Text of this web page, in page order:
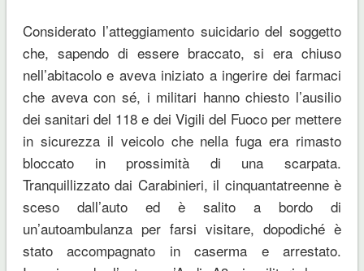
Considerato l’atteggiamento suicidario del soggetto
che, sapendo di essere braccato, si era chiuso
nell’abitacolo e aveva iniziato a ingerire dei farmaci
che aveva con sé, i militari hanno chiesto l’ausilio
dei sanitari del 118 e dei Vigili del Fuoco per mettere
in sicurezza il veicolo che nella fuga era rimasto
bloccato in prossimità di una scarpata.
Tranquillizzato dai Carabinieri, il cinquantatreenne è
sceso dall’auto ed è salito a bordo di
un’autoambulanza per farsi visitare, dopodiché è
stato accompagnato in caserma e arrestato.